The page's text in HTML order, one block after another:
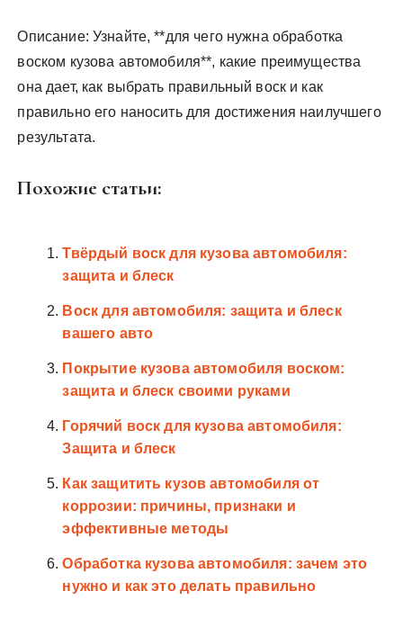
Описание: Узнайте, **для чего нужна обработка
воском кузова автомобиля**, какие преимущества
она дает, как выбрать правильный воск и как
правильно его наносить для достижения наилучшего
результата.
Похожие статьи:
Твёрдый воск для кузова автомобиля:
защита и блеск
Воск для автомобиля: защита и блеск
вашего авто
Покрытие кузова автомобиля воском:
защита и блеск своими руками
Горячий воск для кузова автомобиля:
Защита и блеск
Как защитить кузов автомобиля от
коррозии: причины, признаки и
эффективные методы
Обработка кузова автомобиля: зачем это
нужно и как это делать правильно